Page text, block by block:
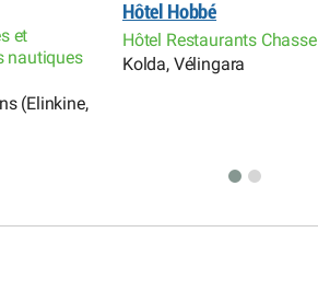
et
nautiques
(Elinkine,
Hôtel Hobbé
Hôtel Restaurants Chasse
Kolda, Vélingara